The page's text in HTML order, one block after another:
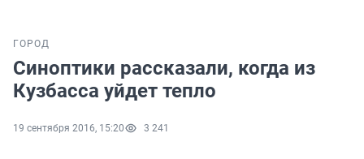
ГОРОД
Синоптики рассказали, когда из
Кузбасса уйдет тепло
19 сентября 2016, 15:20 3 241